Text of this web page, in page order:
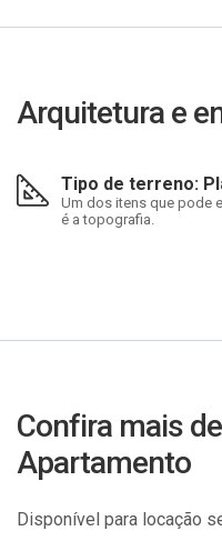
Arquitetura e
Tipo de terreno:
Um dos itens que pode
é a topografia.
Confira mais
Apartamento
Disponível para locação